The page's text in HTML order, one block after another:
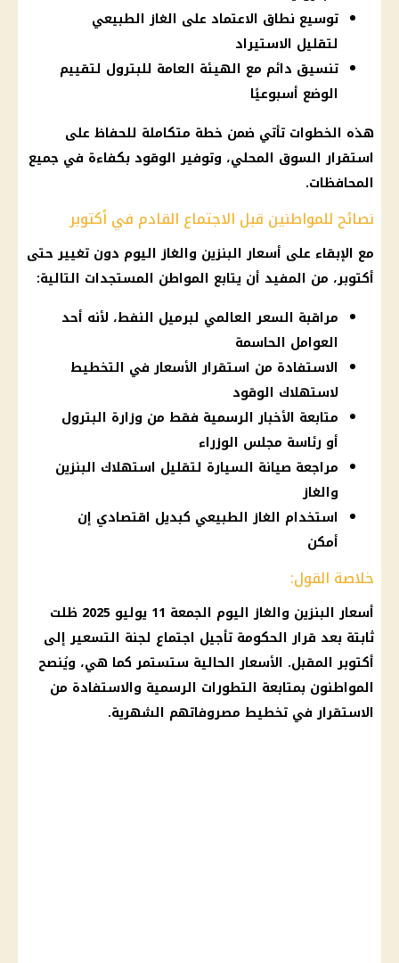
توسيع نطاق الاعتماد على الغاز الطبيعي
لتقليل الاستيراد
تنسيق دائم مع الهيئة العامة للبترول لتقييم
الوضع أسبوعيًا
هذه الخطوات تأتي ضمن خطة متكاملة للحفاظ على
استقرارالسوق المحلي، وتوفير الوقود بكفاءة في جميع
المحافظات.
نصائح للمواطنين قبل الاجتماع القادم في أكتوبر
مع الإبقاء على أسعار البنزين والغاز اليوم دون تغيير حتى
أكتوبر، من المفيد أن يتابع المواطن المستجدات التالية:
مراقبة السعر العالمي لبرميل النفط، لأنه أحد
العوامل الحاسمة
الاستفادة من استقرار الأسعار في التخطيط
لاستهلاك الوقود
متابعة الأخبار الرسمية فقط من وزارة البترول
أو رئاسة مجلس الوزراء
مراجعة صيانة السيارة لتقليل استهلاك البنزين
والغاز
استخدام الغاز الطبيعي كبديل اقتصادي إن
أمكن
خلاصة القول:
أسعار البنزين والغاز اليوم الجمعة 11 يوليو 2025
ظلت
ثابتة بعد قرار الحكومة تأجيل اجتماع لجنة التسعيرإلى
أكتوبر المقبل. الأسعارالحالية ستستمر كما هي، ويُنصح
المواطنون بمتابعة التطورات الرسمية والاستفادة من
الاستقرار في تخطيط مصروفاتهم الشهرية.